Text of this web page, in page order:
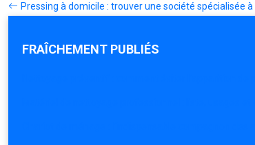
Pressing à domicile : trouver une société spécialisée à
FRAÎCHEMENT PUBLIÉS